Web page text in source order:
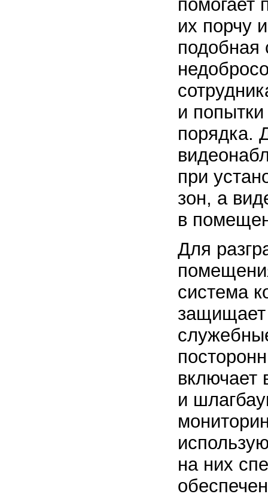
помогает
их порчу
подобная
и
порядка.
при
зон, а
в
Для
система
защищает
включает
и
на них